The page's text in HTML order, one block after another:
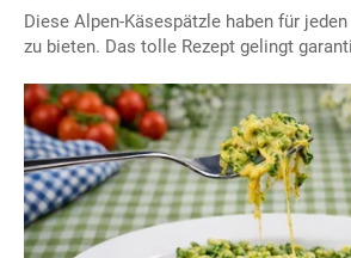
Diese Alpen-Käsespätzle haben für
zu bieten. Das tolle Rezept gelingt